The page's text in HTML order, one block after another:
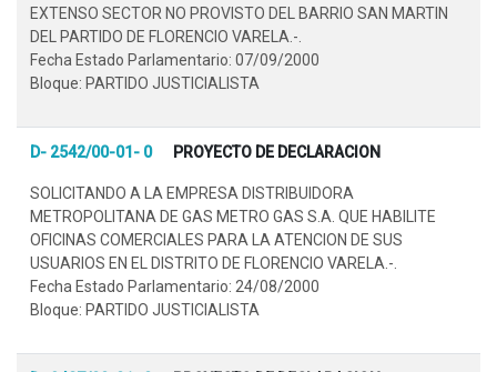
EXTENSO SECTOR NO PROVISTO DEL BARRIO SAN MARTIN
DEL PARTIDO DE FLORENCIO VARELA.-.
Fecha Estado Parlamentario: 07/09/2000
Bloque: PARTIDO JUSTICIALISTA
D- 2542/00-01- 0 PROYECTO DE DECLARACION
SOLICITANDO A LA EMPRESA DISTRIBUIDORA
METROPOLITANA DE GAS METRO GAS S.A. QUE HABILITE
OFICINAS COMERCIALES PARA LA ATENCION DE SUS
USUARIOS EN EL DISTRITO DE FLORENCIO VARELA.-.
Fecha Estado Parlamentario: 24/08/2000
Bloque: PARTIDO JUSTICIALISTA